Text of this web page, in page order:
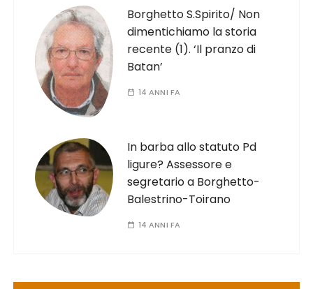
Borghetto S.Spirito/ Non
dimentichiamo la storia
recente (1). ‘Il pranzo di
Batan’
14 ANNI FA
In barba allo statuto Pd
ligure? Assessore e
segretario a Borghetto-
Balestrino-Toirano
14 ANNI FA